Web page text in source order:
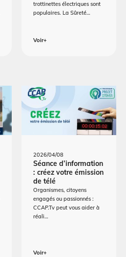
trottinettes électriques sont
populaires. La Sûreté…
Voir+
2026/04/08
Séance d’information
: créez votre émission
de télé
Organismes, citoyens
engagés ou passionnés :
CCAP.Tv peut vous aider à
réali…
Voir+